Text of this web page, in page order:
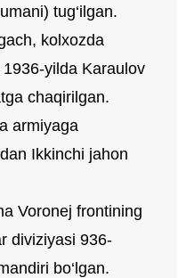
tug‘ilgan.
kolxozda
yilda Karaulov
chaqirilgan.
armiyaga
Ikkinchi jahon
Voronej frontining
diviziyasi 936-
bo‘lgan.